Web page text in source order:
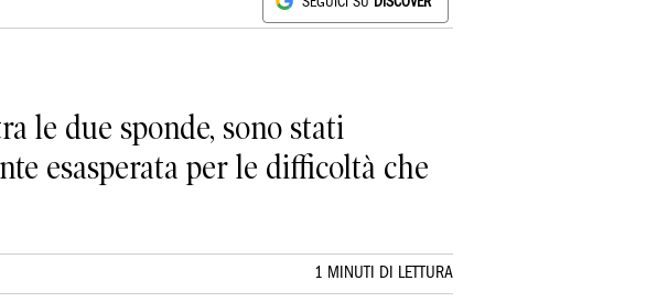
SEGUICI SU DISCOVER
le due sponde, sono stati
esasperata per le difficoltà che
1 MINUTI DI LETTURA